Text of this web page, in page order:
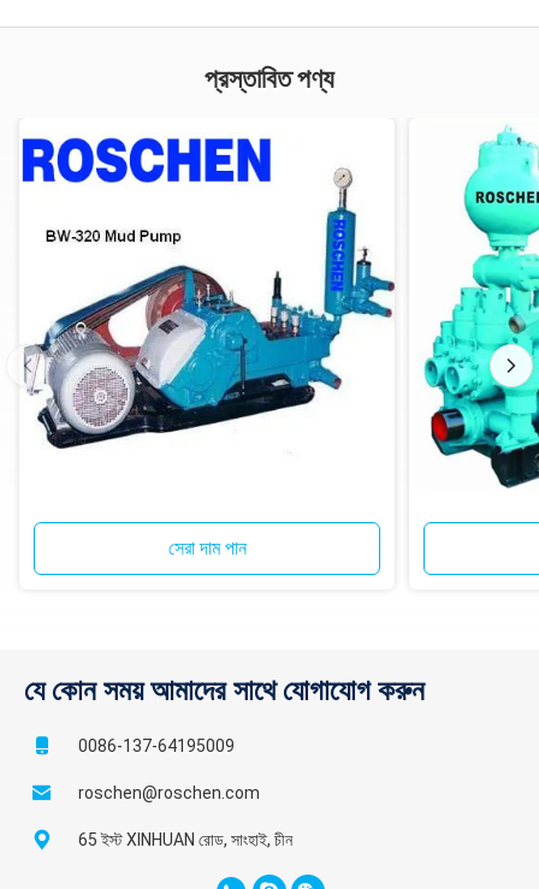
প্রস্তাবিত পণ্য
সেরা দাম পান
যে কোন সময় আমাদের সাথে যোগাযোগ করুন
0086-137-64195009
roschen@roschen.com
65 ইস্ট XINHUAN রোড, সাংহাই, চীন